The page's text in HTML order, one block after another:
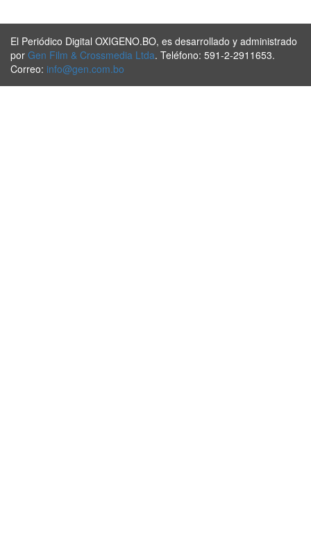
El Periódico Digital OXIGENO.BO, es desarrollado y administrado
por Gen Film & Crossmedia Ltda. Teléfono: 591-2-2911653.
Correo: info@gen.com.bo